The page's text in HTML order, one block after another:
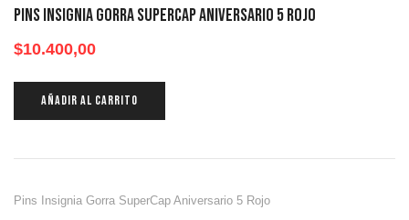
Pins Insignia Gorra SuperCap Aniversario 5 Rojo
$10.400,00
AÑADIR AL CARRITO
Pins Insignia Gorra SuperCap Aniversario 5 Rojo